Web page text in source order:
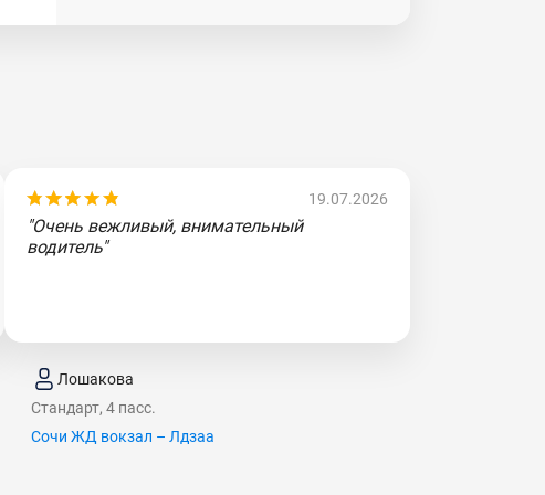
19.07.2026
"Очень вежливый, внимательный
водитель"
Лошакова
Стандарт, 4 пасс.
Сочи ЖД вокзал – Лдзаа